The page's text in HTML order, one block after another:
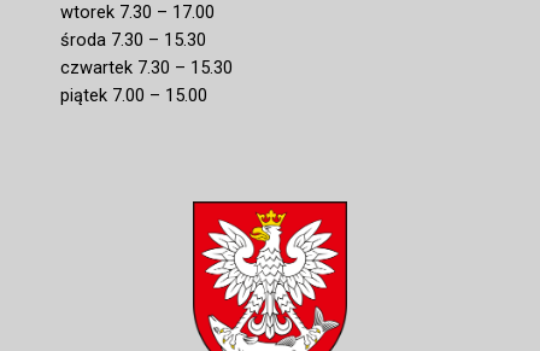
wtorek 7.30 – 17.00
środa 7.30 – 15.30
czwartek 7.30 – 15.30
piątek 7.00 – 15.00